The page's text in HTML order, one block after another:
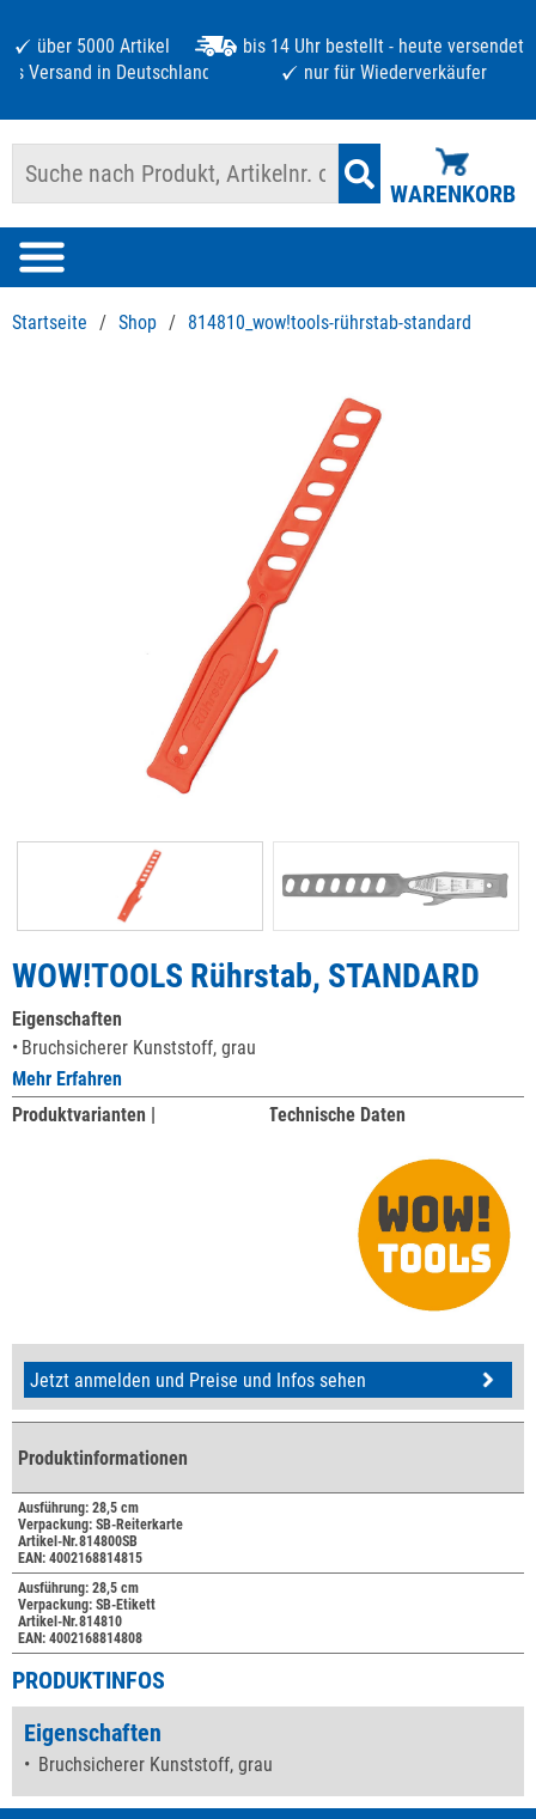
über 5000 Artikel
bis 14 Uhr bestellt - heute versendet
Versand in Deutschland ab 125 €
nur für Wiederverkäufer
WARENKORB
Startseite / Shop / 814810_wow!tools-rührstab-standard
WOW!TOOLS Rührstab, STANDARD
Eigenschaften
Bruchsicherer Kunststoff, grau
Mehr Erfahren
Produktvarianten |
Technische Daten
Jetzt anmelden und Preise und Infos sehen
Produktinformationen
Ausführung: 28,5 cm
Verpackung: SB-Reiterkarte
Artikel-Nr.814800SB
EAN: 4002168814815
Ausführung: 28,5 cm
Verpackung: SB-Etikett
Artikel-Nr.814810
EAN: 4002168814808
PRODUKTINFOS
Eigenschaften
Bruchsicherer Kunststoff, grau